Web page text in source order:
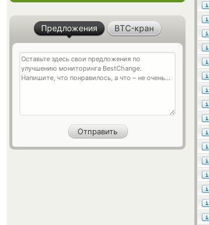
Предложения BTC-кран